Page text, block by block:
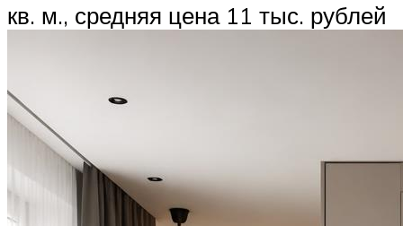
кв. м., средняя цена 11 тыс. рублей